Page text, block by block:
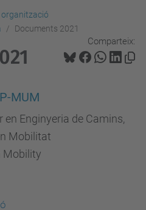
Documents 2021
Comparteix:
MUM
Enginyeria de Camins,
Mobilitat
Mobility